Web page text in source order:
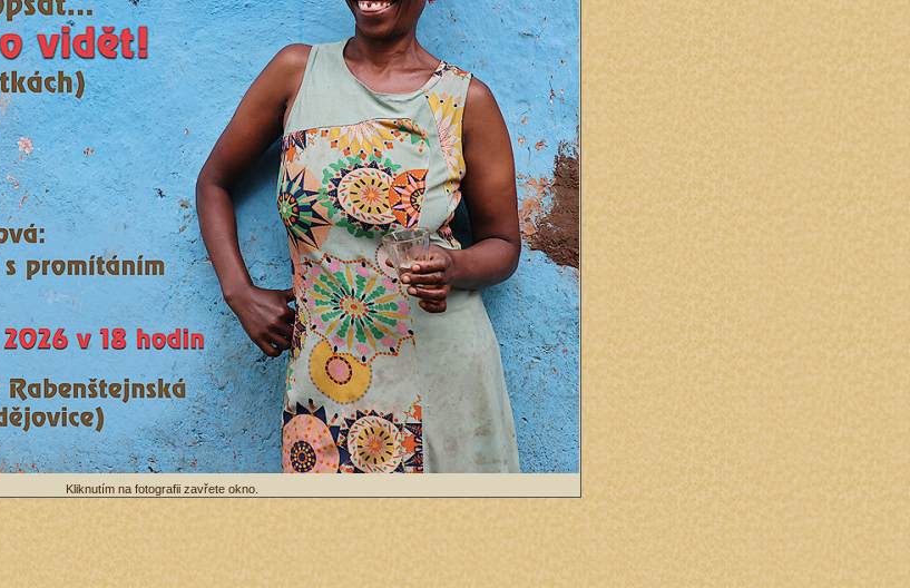
Kliknutím na fotografii zavřete okno.